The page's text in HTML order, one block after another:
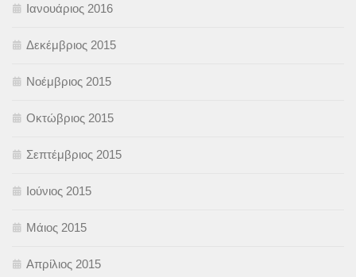
Ιανουάριος 2016
Δεκέμβριος 2015
Νοέμβριος 2015
Οκτώβριος 2015
Σεπτέμβριος 2015
Ιούνιος 2015
Μάιος 2015
Απρίλιος 2015